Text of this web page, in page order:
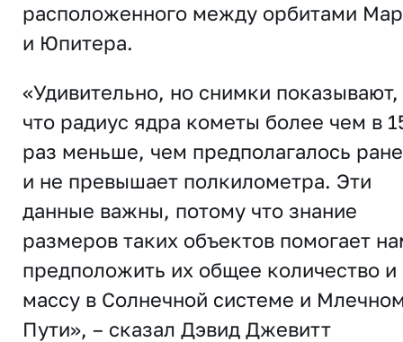
расположенного между орбитами
и Юпитера.
«Удивительно, но снимки показывают,
что радиус ядра кометы ​​более чем в
раз меньше, чем предполагалось
и не превышает полкилометра. Эти
данные важны, потому что знание
размеров таких объектов помогает
предположить их общее количество и
массу в Солнечной системе и
Пути», – сказал Дэвид Джевитт